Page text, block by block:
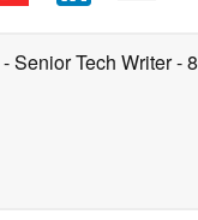
- Senior Tech Writer-